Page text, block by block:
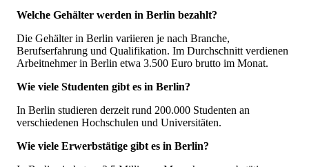
Welche Gehälter werden in Berlin bezahlt?
Die Gehälter in Berlin variieren je nach Branche,
Berufserfahrung und Qualifikation. Im Durchschnitt verdienen
Arbeitnehmer in Berlin etwa 3.500 Euro brutto im Monat.
Wie viele Studenten gibt es in Berlin?
In Berlin studieren derzeit rund 200.000 Studenten an
verschiedenen Hochschulen und Universitäten.
Wie viele Erwerbstätige gibt es in Berlin?